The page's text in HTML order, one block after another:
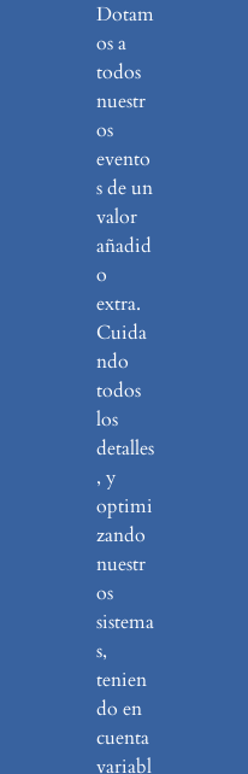
Dotam
os a
todos
nuestr
os
evento
s de un
valor
añadid
o
extra.
Cuida
ndo
todos
los
detalles
, y
optimi
zando
nuestr
os
sistema
s,
tenien
do en
cuenta
variabl